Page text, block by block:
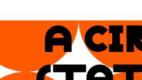
A